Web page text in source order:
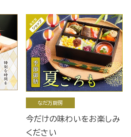
なだ万厨房
今だけの味わいをお楽しみ
ください